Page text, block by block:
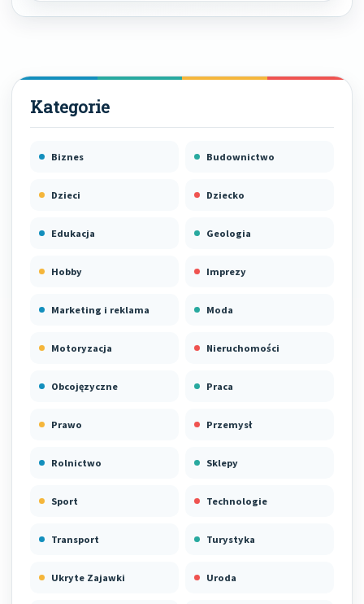
Biznes Budownictwo
Dzieci Dziecko
Edukacja Geologia
Hobby Imprezy
Marketing i reklama Moda
Motoryzacja Nieruchomości
Obcojęzyczne Praca
Prawo Przemysł
Rolnictwo Sklepy
Sport Technologie
Transport Turystyka
Ukryte Zajawki Uroda